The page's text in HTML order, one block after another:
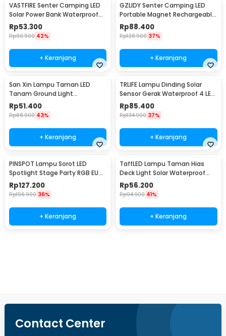
VASTFIRE Senter Camping LED
Solar Power Bank Waterproof
IP65 - YD-878A
Rp53.300
Rp90.900 42%
+ Keranjang
GZLIDY Senter Camping LED
Portable Magnet Rechargeable
2000 Lumens Big - W599A
Rp88.400
Rp138.900 37%
+ Keranjang
San Xin Lampu Taman LED
Tanam Ground Light
Waterproof 3W Warm White -
SX120
Rp51.400
Rp88.900 43%
+ Keranjang
TRLIFE Lampu Dinding Solar
Sensor Gerak Waterproof 4 LED
Cool White 4W - K7004
Rp85.400
Rp134.900 37%
+ Keranjang
PINSPOT Lampu Sorot LED
Spotlight Stage Party RGB EU
Plug 240V 10W - WRGB
Rp127.200
Rp196.900 36%
+ Keranjang
TaffLED Lampu Taman Hias
Deck Light Solar Waterproof
Warm White 8 PCS - L20
Rp56.200
Rp94.900 41%
+ Keranjang
Contact Center